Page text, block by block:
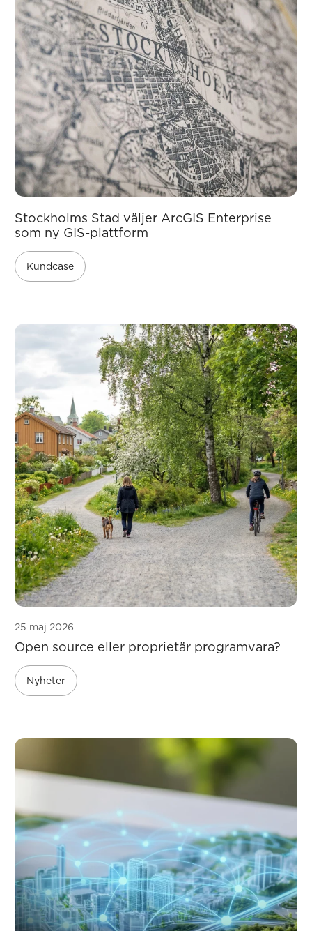
Stockholms Stad väljer ArcGIS Enterprise
som ny GIS-plattform
Kundcase
25 maj 2026
Open source eller proprietär programvara?
Nyheter